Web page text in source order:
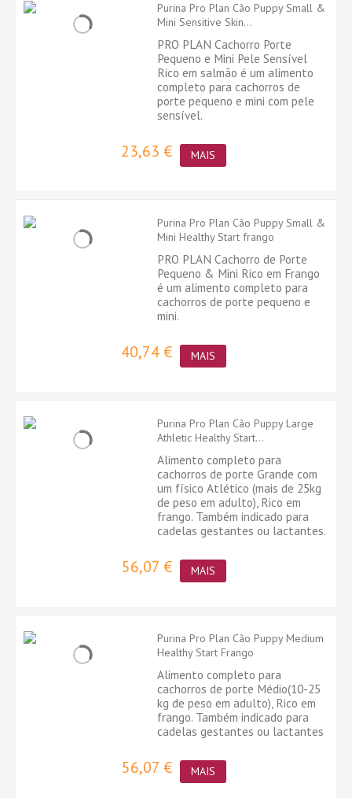
Purina Pro Plan Cão Puppy Small &
Mini Sensitive Skin...
PRO PLAN Cachorro Porte
Pequeno e Mini Pele Sensível
Rico em salmão é um alimento
completo para cachorros de
porte pequeno e mini com pele
sensível.
23,63 € MAIS
Purina Pro Plan Cão Puppy Small &
Mini Healthy Start frango
PRO PLAN Cachorro de Porte
Pequeno & Mini Rico em Frango
é um alimento completo para
cachorros de porte pequeno e
mini.
40,74 € MAIS
Purina Pro Plan Cão Puppy Large
Athletic Healthy Start...
Alimento completo para
cachorros de porte Grande com
um físico Atlético (mais de 25kg
de peso em adulto), Rico em
frango. Também indicado para
cadelas gestantes ou lactantes.
56,07 € MAIS
Purina Pro Plan Cão Puppy Medium
Healthy Start Frango
Alimento completo para
cachorros de porte Médio(10-25
kg de peso em adulto), Rico em
frango. Também indicado para
cadelas gestantes ou lactantes
56,07 € MAIS